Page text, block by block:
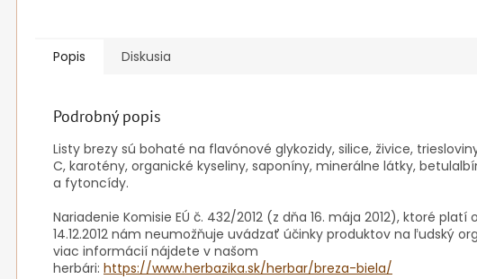
Popis Diskusia
Podrobný popis
Listy brezy sú bohaté na flavónové glykozidy, silice, živice,
C, karotény, organické kyseliny, saponíny, minerálne látky,
a fytoncídy.
Nariadenie Komisie EÚ č. 432/2012 (z dňa 16. mája 2012), ktoré platí
14.12.2012 nám neumožňuje uvádzať účinky produktov na ľudský
viac informácií nájdete v našom
herbári: https://www.herbazika.sk/herbar/breza-biela/